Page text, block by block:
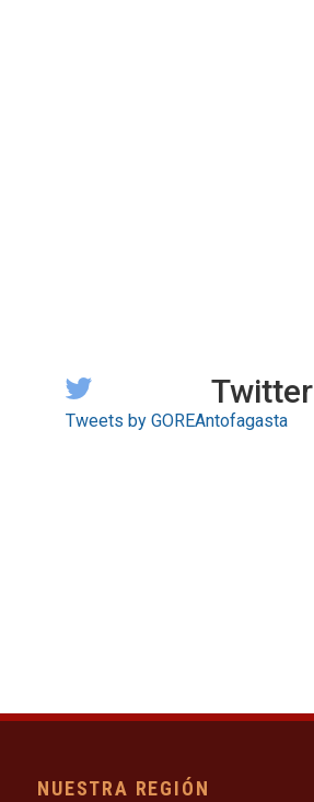
Twitter
Tweets by GOREAntofagasta
NUESTRA REGIÓN